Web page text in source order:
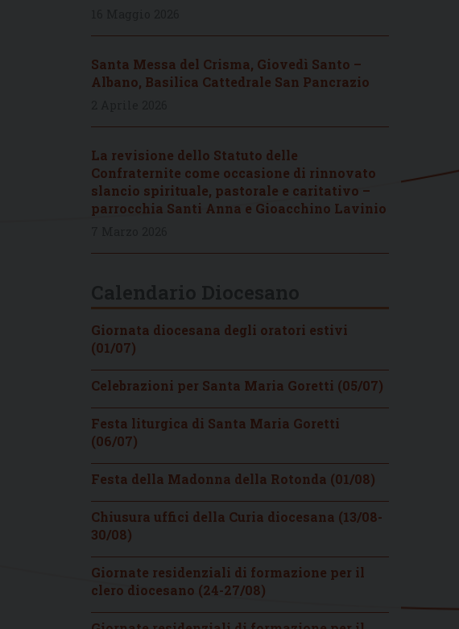
Santa Messa del Crisma, Giovedì Santo –
Albano, Basilica Cattedrale San Pancrazio
La revisione dello Statuto delle
Confraternite come occasione di rinnovato
slancio spirituale, pastorale e caritativo –
parrocchia Santi Anna e Gioacchino Lavinio
Giornata diocesana degli oratori estivi
(01/07)
Celebrazioni per Santa Maria Goretti (05/07)
Festa liturgica di Santa Maria Goretti
(06/07)
Festa della Madonna della Rotonda (01/08)
Chiusura uffici della Curia diocesana (13/08-
30/08)
Giornate residenziali di formazione per il
clero diocesano (24-27/08)